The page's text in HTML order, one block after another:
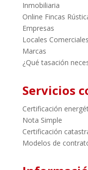
Inmobiliaria
Online Fincas
Empresas
Locales Comerciales
Marcas
¿Qué tasación
Servicios
Certificación
Nota Simple
Certificación
Modelos de